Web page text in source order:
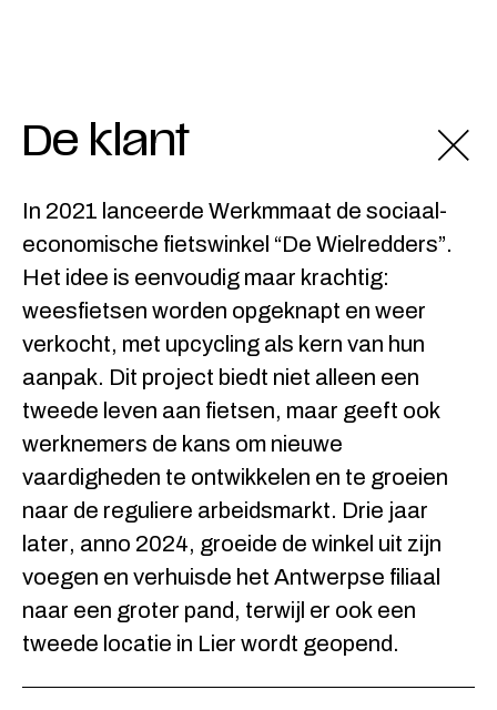
De klant
In 2021 lanceerde Werkmmaat de sociaal-
economische fietswinkel “De Wielredders”.
Het idee is eenvoudig maar krachtig:
weesfietsen worden opgeknapt en weer
verkocht, met upcycling als kern van hun
aanpak. Dit project biedt niet alleen een
tweede leven aan fietsen, maar geeft ook
werknemers de kans om nieuwe
vaardigheden te ontwikkelen en te groeien
naar de reguliere arbeidsmarkt. Drie jaar
later, anno 2024, groeide de winkel uit zijn
voegen en verhuisde het Antwerpse filiaal
naar een groter pand, terwijl er ook een
tweede locatie in Lier wordt geopend.